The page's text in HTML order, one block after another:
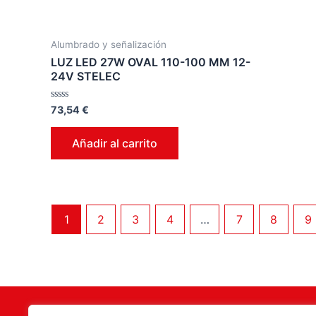
Alumbrado y señalización
LUZ LED 27W OVAL 110-100 MM 12-
24V STELEC
Valorado
0
73,54€
Añadir al carrito
1 2 3 4 … 7 8 9